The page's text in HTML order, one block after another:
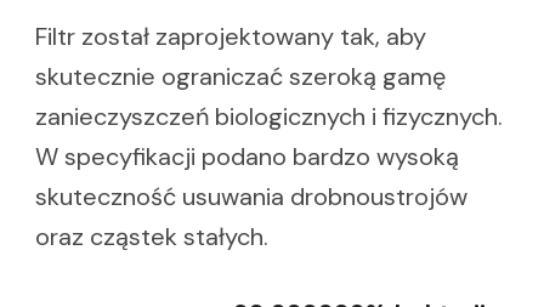
Filtr został zaprojektowany tak, aby
skutecznie ograniczać szeroką gamę
zanieczyszczeń biologicznych i fizycznych.
W specyfikacji podano bardzo wysoką
skuteczność usuwania drobnoustrojów
oraz cząstek stałych.